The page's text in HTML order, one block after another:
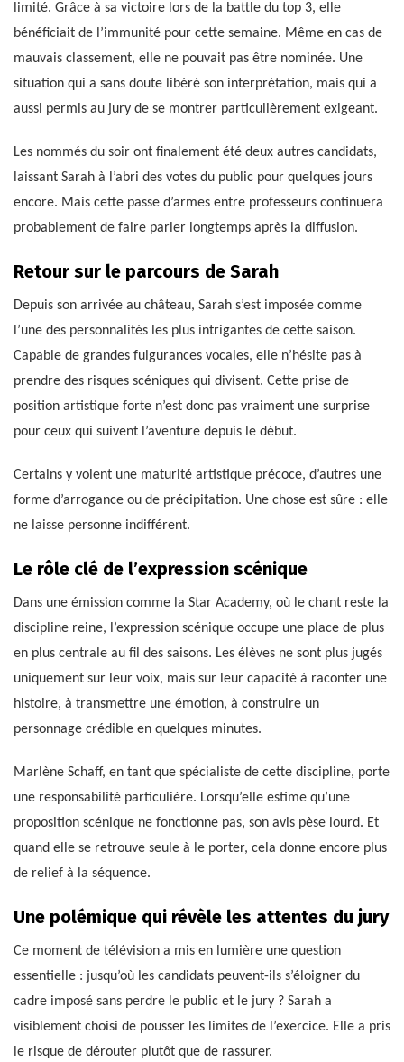
limité. Grâce à sa victoire lors de la battle du top 3, elle
bénéficiait de l’immunité pour cette semaine. Même en cas de
mauvais classement, elle ne pouvait pas être nominée. Une
situation qui a sans doute libéré son interprétation, mais qui a
aussi permis au jury de se montrer particulièrement exigeant.
Les nommés du soir ont finalement été deux autres candidats,
laissant Sarah à l’abri des votes du public pour quelques jours
encore. Mais cette passe d’armes entre professeurs continuera
probablement de faire parler longtemps après la diffusion.
Retour sur le parcours de Sarah
Depuis son arrivée au château, Sarah s’est imposée comme
l’une des personnalités les plus intrigantes de cette saison.
Capable de grandes fulgurances vocales, elle n’hésite pas à
prendre des risques scéniques qui divisent. Cette prise de
position artistique forte n’est donc pas vraiment une surprise
pour ceux qui suivent l’aventure depuis le début.
Certains y voient une maturité artistique précoce, d’autres une
forme d’arrogance ou de précipitation. Une chose est sûre : elle
ne laisse personne indifférent.
Le rôle clé de l’expression scénique
Dans une émission comme la Star Academy, où le chant reste la
discipline reine, l’expression scénique occupe une place de plus
en plus centrale au fil des saisons. Les élèves ne sont plus jugés
uniquement sur leur voix, mais sur leur capacité à raconter une
histoire, à transmettre une émotion, à construire un
personnage crédible en quelques minutes.
Marlène Schaff, en tant que spécialiste de cette discipline, porte
une responsabilité particulière. Lorsqu’elle estime qu’une
proposition scénique ne fonctionne pas, son avis pèse lourd. Et
quand elle se retrouve seule à le porter, cela donne encore plus
de relief à la séquence.
Une polémique qui révèle les attentes du jury
Ce moment de télévision a mis en lumière une question
essentielle : jusqu’où les candidats peuvent-ils s’éloigner du
cadre imposé sans perdre le public et le jury ? Sarah a
visiblement choisi de pousser les limites de l’exercice. Elle a pris
le risque de dérouter plutôt que de rassurer.